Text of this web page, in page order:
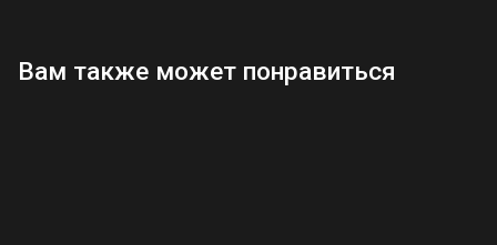
Вам также может понравиться